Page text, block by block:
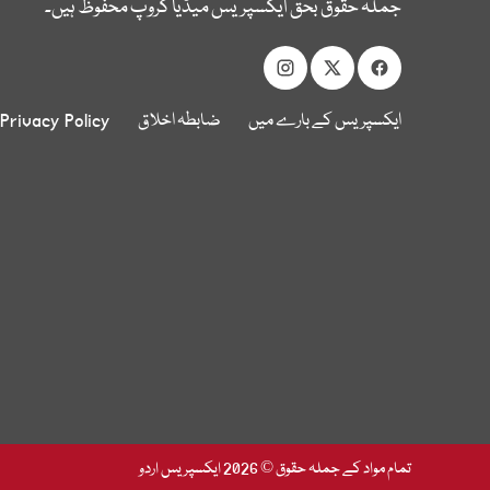
جملہ حقوق بحق ایکسپریس میڈیا گروپ محفوظ ہیں۔
ایکسپریس کے بارے میں ضابطہ اخلاق Privacy Policy
تمام مواد کے جملہ حقوق © 2026 ایکسپریس اردو